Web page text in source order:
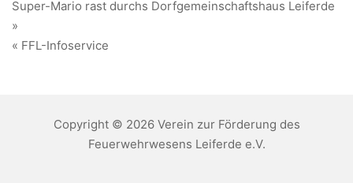
Beitragsnavigation
Super-Mario rast durchs Dorfgemeinschaftshaus Leiferde
»
« FFL-Infoservice
Copyright © 2026 Verein zur Förderung des
Feuerwehrwesens Leiferde e.V.